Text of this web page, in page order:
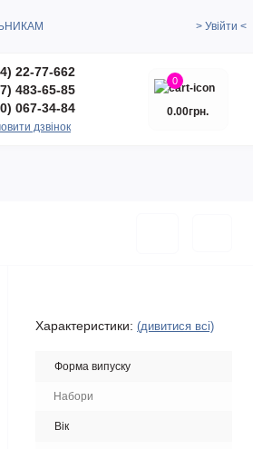
> Увійти <
22-77-662
483-65-85
067-34-84
дзвінок
0
0.00грн.
Характеристики: (дивитися всі)
Форма випуску
Набори
Вік